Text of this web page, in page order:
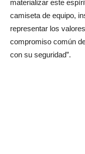
materializar este
camiseta de equipo,
representar los
compromiso común
con su seguridad”.